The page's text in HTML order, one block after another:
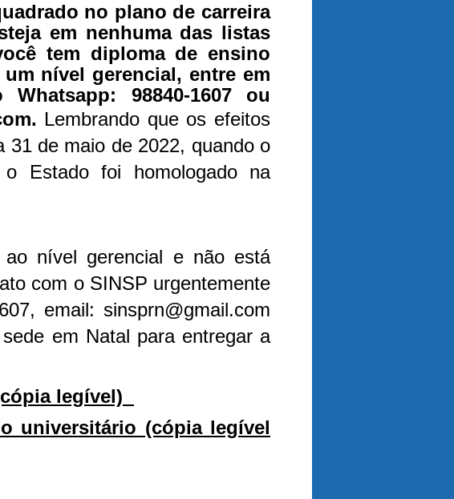
no plano de carreira
em nenhuma das listas
tem diploma de ensino
nível gerencial, entre em
98840-1607 ou
Lembrando que os efeitos
31 de maio de 2022, quando o
Estado foi homologado na
nível gerencial e não está
com o SINSP urgentemente
email: sinsprn@gmail.com
em Natal para entregar a
legível)
universitário (cópia legível